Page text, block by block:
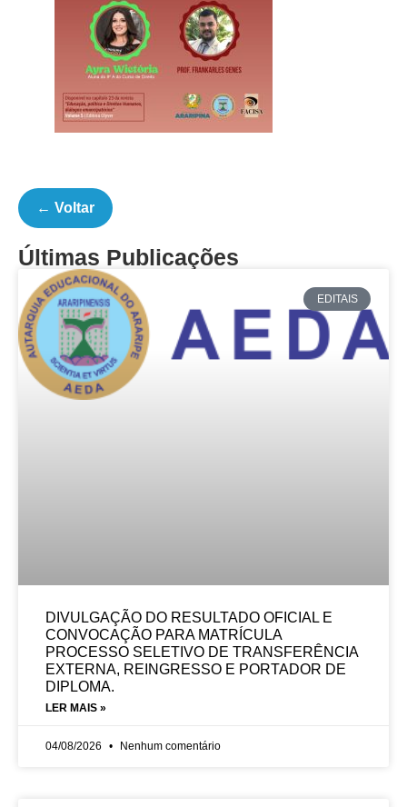
← Voltar
Últimas Publicações
EDITAIS
DIVULGAÇÃO DO RESULTADO OFICIAL E
CONVOCAÇÃO PARA MATRÍCULA
PROCESSO SELETIVO DE TRANSFERÊNCIA
EXTERNA, REINGRESSO E PORTADOR DE
DIPLOMA.
LER MAIS »
04/08/2026 Nenhum comentário